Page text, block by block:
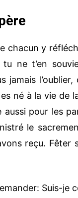
y
ne t’en
jamais
né à la vie de
aussi pour les
le
reçu. Fêter
Suis-je